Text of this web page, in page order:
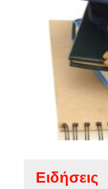
Ειδήσεις